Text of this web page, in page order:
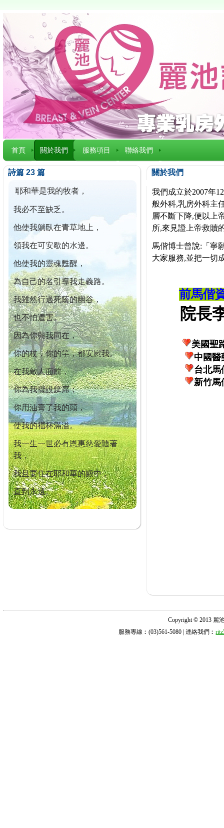
首頁 關於我們 服務項目 聯絡我們
詩篇 23 篇
耶和華是我的牧者，
我必不至缺乏。
他使我躺臥在青草地上，
領我在可安歇的水邊。
他使我的靈魂甦醒，
為自己的名引導我走義路。
我雖然行過死蔭的幽谷，
也不怕遭害。
因為你與我同在，
你的杖，你的竿，都安慰我。
在我敵人面前，
你為我擺設筵席；
你用油膏了我的頭，
使我的福杯滿溢。
我一生一世必有恩惠慈愛隨著
我，
我且要住在耶和華的殿中，
直到永遠。
關於我們
我們成立於2007年
般外科,乳房外科主
層不斷下降,便以上
所,來見證上帝救贖
馬偕博士曾說:「寧
大家服務,並把一切
前馬偕
院長李
美國聖
中國醫
台北馬
新竹馬
Copyright © 2013 麗
服務專線︰(03)561-5080 | 連絡我們︰